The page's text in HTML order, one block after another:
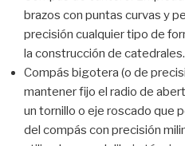
brazos con puntas curvas y
precisión cualquier tipo de
la construcción de catedrales.
Compás bigotera (o de
mantener fijo el radio de
un tornillo o eje roscado que
del compás con precisión